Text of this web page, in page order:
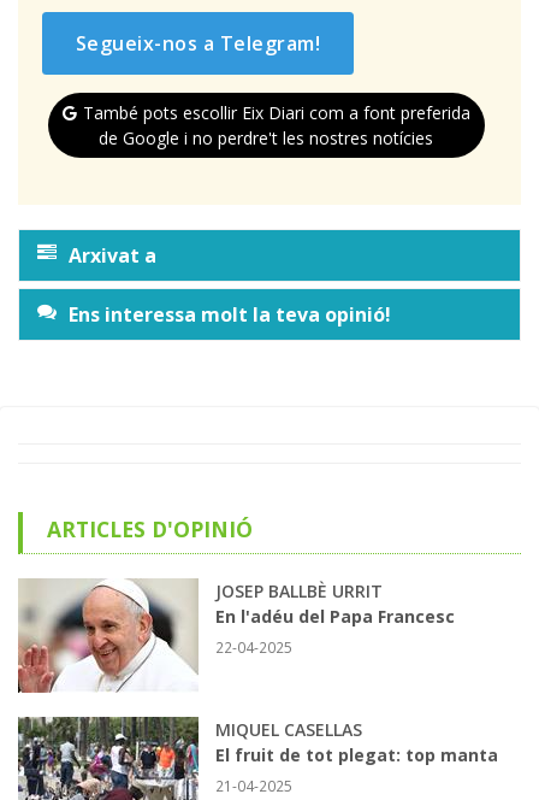
Segueix-nos a Telegram!
També pots escollir Eix Diari com a font preferida
de Google i no perdre't les nostres notícies
Arxivat a
Ens interessa molt la teva opinió!
ARTICLES D'OPINIÓ
JOSEP BALLBÈ URRIT
En l'adéu del Papa Francesc
22-04-2025
MIQUEL CASELLAS
El fruit de tot plegat: top manta
21-04-2025